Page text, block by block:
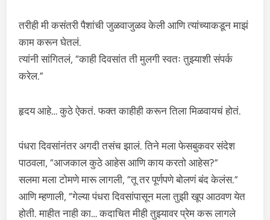
तरीही मी कसंतरी पैशांची जुळवाजुळव केली आणि त्यांच्याकडून माझं
काम करून घेतलं.
त्यांनी सांगितलं, “काही दिवसांत ती मुलगी स्वतः तुझ्याशी संपर्क
करेल.”
हृदय आहे… कुठे ऐकतं. फक्त काहीही करून तिला मिळवायचं होतं.
पंधरा दिवसांनंतर अगदी तसंच झालं. तिने मला फेसबुकवर संदेश
पाठवला, “आजकाल कुठे आहेस आणि काय करतो आहेस?”
सलमा मला टोमणे मारू लागली, “तू तर पूर्णपणे बोलणं बंद केलंस.”
आणि म्हणाली, “गेल्या पंधरा दिवसांपासून मला तुझी खूप आठवण येत
होती. माहीत नाही का… कदाचित मीही तुझ्यावर प्रेम करू लागले